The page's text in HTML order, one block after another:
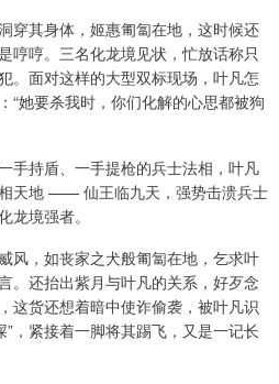
穿其身体，姬惠匍匐在地，这时候还
哼哼。三名化龙境见状，忙放话称只
。面对这样的大型双标现场，叶凡怎
“她要杀我时，你们化解的心思都被狗
手持盾、一手提枪的兵士法相，叶凡
天地 —— 仙王临九天，强势击溃兵士
龙境强者。
风，如丧家之犬般匍匐在地，乞求叶
。还抬出紫月与叶凡的关系，好歹念
这货还想着暗中使诈偷袭，被叶凡识
，紧接着一脚将其踢飞，又是一记长